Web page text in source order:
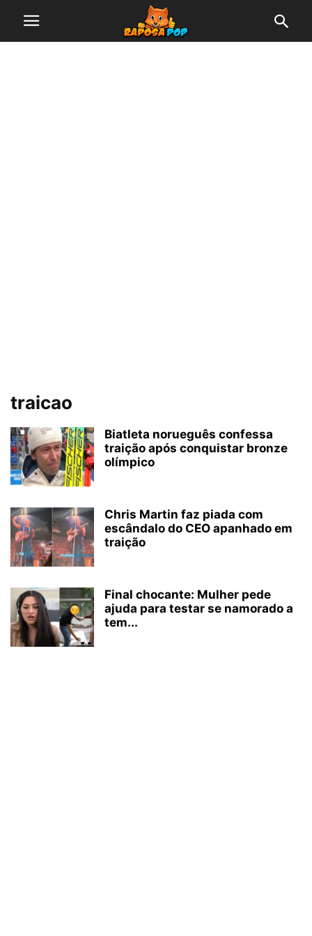
traicao
Biatleta norueguês confessa
traição após conquistar bronze
olímpico
Chris Martin faz piada com
escândalo do CEO apanhado em
traição
Final chocante: Mulher pede
ajuda para testar se namorado a
tem...